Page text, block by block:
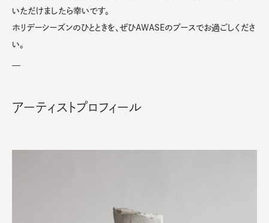
いただけましたら幸いです。
ホリデーシーズンのひとときを、ぜひAWASEのブースでお過ごしくださ
い。
—
アーティストプロフィール